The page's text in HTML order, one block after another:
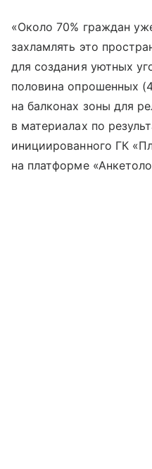
«Около 70% граждан
захламлять это
для создания уютных
половина опрошенных
на балконах зоны для
в материалах по
инициированного ГК
на платформе